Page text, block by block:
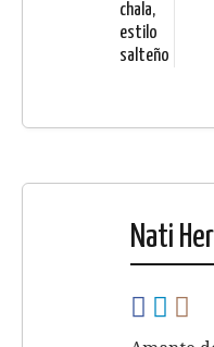
chala,
estilo
salteño
Nati